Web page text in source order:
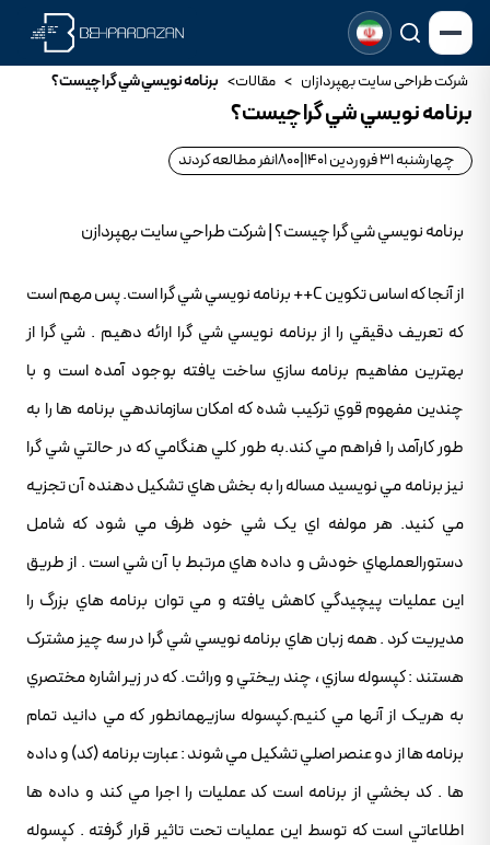
شرکت طراحی سایت بهپردازان > مقالات> برنامه نويسي شي گرا چيست؟
برنامه نويسي شي گرا چيست؟
چهارشنبه 31 فروردین 1401 1800نفر مطالعه کردند
برنامه نويسي شي گرا چيست؟ | شرکت طراحي سايت بهپردازن
از آنجا که اساس تکوين C++ برنامه نويسي شي گرا است. پس مهم است
که تعريف دقيقي را از برنامه نويسي شي گرا ارائه دهيم . شي گرا از
بهترين مفاهيم برنامه سازي ساخت يافته بوجود آمده است و با
چندين مفهوم قوي ترکيب شده که امکان سازماندهي برنامه ها را به
طور کارآمد را فراهم مي کند.به طور کلي هنگامي که در حالتي شي گرا
نيز برنامه مي نويسيد مساله را به بخش هاي تشکيل دهنده آن تجزيه
مي کنيد. هر مولفه اي يک شي خود ظرف مي شود که شامل
دستورالعملهاي خودش و داده هاي مرتبط با آن شي است . از طريق
اين عمليات پيچيدگي کاهش يافته و مي توان برنامه هاي بزرگ را
مديريت کرد . همه زبان هاي برنامه نويسي شي گرا در سه چيز مشترک
هستند : کپسوله سازي ، چند ريختي و وراثت. که در زير اشاره مختصري
به هريک از آنها مي کنيم.کپسوله سازيهمانطور که مي دانيد تمام
برنامه ها از دو عنصر اصلي تشکيل مي شوند : عبارت برنامه (کد) و داده
ها . کد بخشي از برنامه است کد عمليات را اجرا مي کند و داده ها
اطلاعاتي است که توسط اين عمليات تحت تاثير قرار گرفته . کپسوله